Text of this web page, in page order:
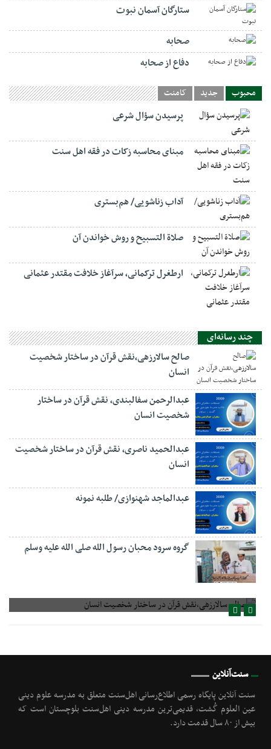
ستارگان آسمان نبوت
صحابه
دفاع از صحابه
محبوب جدید کامنت
پرسیدن سؤال شرعی
مبنای محاسبه زکات در فقه اهل سنت
آداب زناشویی/ هم‌بستری
صلاة التسبيح و روش خواندن آن
ارطغرل ترکمانی، سرآغاز خلافت مقتدر عثمانی
چند رسانه‌ای
صالح سالارزهی،‌نقش قرآن در ساختار شخصیت
انسان
عبدالرحمن سفالبندی، نقش قرآن در ساختار
شخصیت انسان
عبدالحمید ناصری، نقش قرآن در ساختار شخصیت
انسان
عبدالماجد شهنوازی/ طلبه نمونه
گروه سرود محبان رسول الله صلی الله علیه وسلم
صالح سالارزهی،‌نقش قرآن در ساختار شخصیت انسان
سنت‌آنلاین
سنت آنلاین پایگاه رسمی اطلاع‌رسانی اهل‌سنت متعلق به مدرسه علوم دینی
عین العلوم گُشت, قدیمی‌ترین مدرسه دینی اهل‌سنت بلوچستان است که
بیش از ۸۰ سال قدمت دارد.